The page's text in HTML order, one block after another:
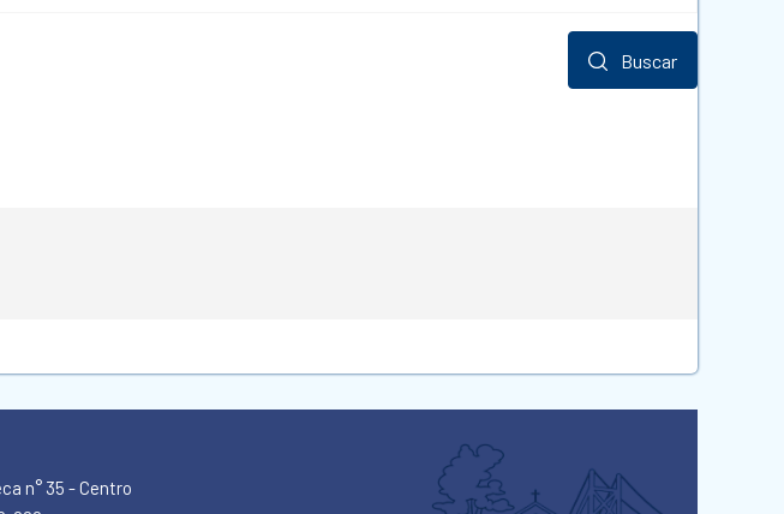
Buscar
n° 35 - Centro